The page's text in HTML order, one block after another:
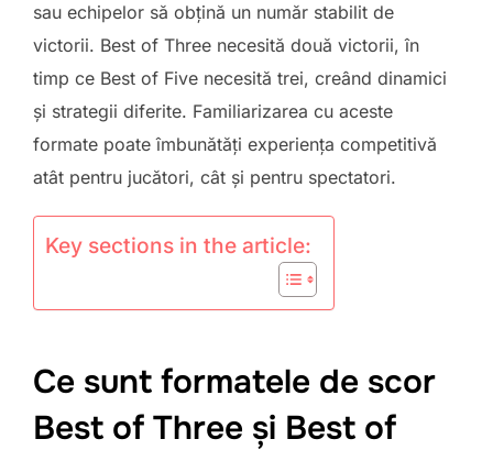
sau echipelor să obțină un număr stabilit de
victorii. Best of Three necesită două victorii, în
timp ce Best of Five necesită trei, creând dinamici
și strategii diferite. Familiarizarea cu aceste
formate poate îmbunătăți experiența competitivă
atât pentru jucători, cât și pentru spectatori.
Key sections in the article:
Ce sunt formatele de scor
Best of Three și Best of